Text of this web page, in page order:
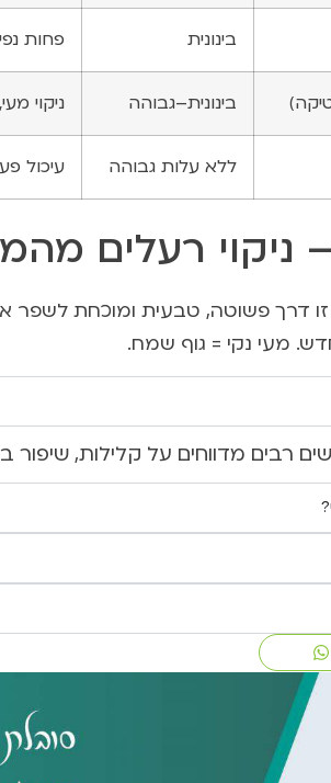
בינונית פחות
בינונית–גבוהה ניקוי
ללא עלות גבוהה עיכול
רעלים
זו דרך פשוטה, טבעית ומוכחת
מעי נקי = גוף שמח.